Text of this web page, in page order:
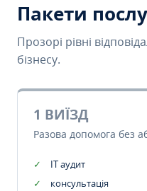
Пакети
Прозорі рівні
бізнесу.
1 ВИЇЗД
Разова допомога без
IT аудит
консультація